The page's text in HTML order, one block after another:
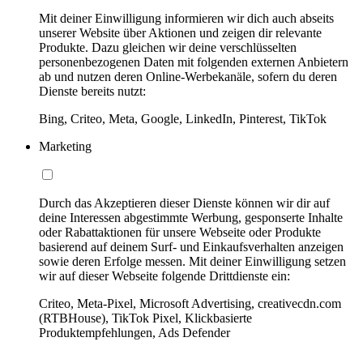
Mit deiner Einwilligung informieren wir dich auch abseits
unserer Website über Aktionen und zeigen dir relevante
Produkte. Dazu gleichen wir deine verschlüsselten
personenbezogenen Daten mit folgenden externen Anbietern
ab und nutzen deren Online-Werbekanäle, sofern du deren
Dienste bereits nutzt:
Bing, Criteo, Meta, Google, LinkedIn, Pinterest, TikTok
Marketing
Durch das Akzeptieren dieser Dienste können wir dir auf
deine Interessen abgestimmte Werbung, gesponserte Inhalte
oder Rabattaktionen für unsere Webseite oder Produkte
basierend auf deinem Surf- und Einkaufsverhalten anzeigen
sowie deren Erfolge messen. Mit deiner Einwilligung setzen
wir auf dieser Webseite folgende Drittdienste ein:
Criteo, Meta-Pixel, Microsoft Advertising, creativecdn.com
(RTBHouse), TikTok Pixel, Klickbasierte
Produktempfehlungen, Ads Defender